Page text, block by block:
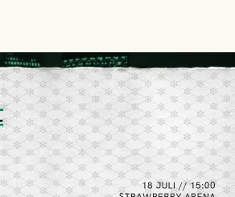
hotande i första halvlek av